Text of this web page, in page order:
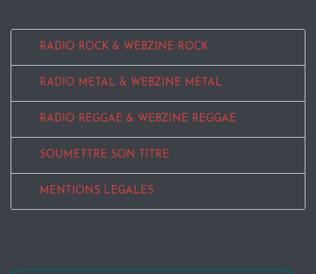
RADIO ROCK & WEBZINE ROCK
RADIO METAL & WEBZINE METAL
RADIO REGGAE & WEBZINE REGGAE
SOUMETTRE SON TITRE
MENTIONS LEGALES